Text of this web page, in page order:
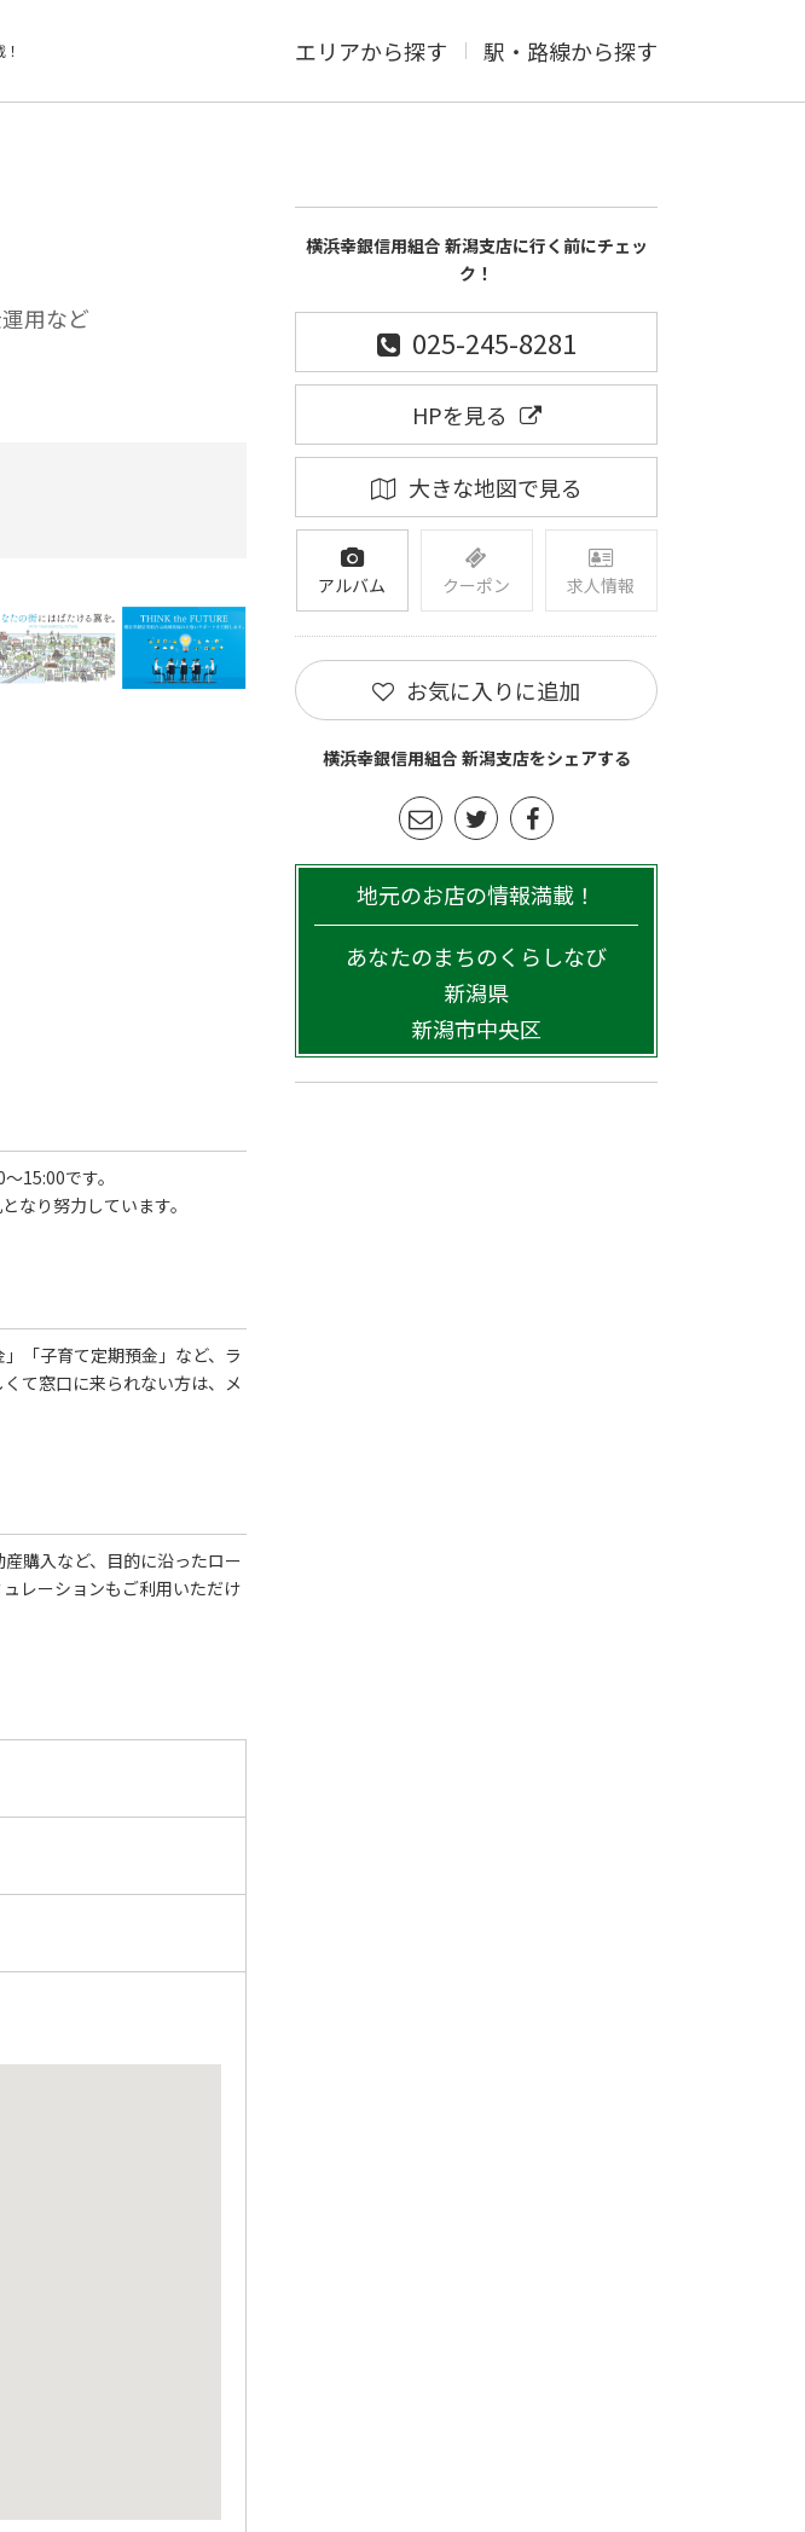
エリアから探す 駅・路線から探す
用など
15:00です。
なり努力しています。
「子育て定期預金」など、ラ
て窓口に来られない方は、メ
購入など、目的に沿ったロー
レーションもご利用いただけ
横浜幸銀信用組合 新潟支店に行く前にチェッ
ク！
025-245-8281
HPを見る
大きな地図で見る
アルバム クーポン 求人情報
お気に入りに追加
横浜幸銀信用組合 新潟支店をシェアする
地元のお店の情報満載！
あなたのまちのくらしなび
新潟県
新潟市中央区